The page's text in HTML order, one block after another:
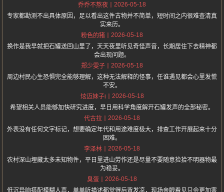
乔乔不熬夜
2026-05-18
专家都勘测不出具体原因，足以看出这件古物并不简单，短时间之内很难查清真
实来历。
粉色的猪
2026-05-18
换作是我早就把石罐送回山里了，天天夜里听见奇怪声音，长期居住下去精神都
会出现问题。
郑少雯子
2026-05-18
周边村民心生恐惧完全能够理解，这种无法解释的怪事，任谁遇见都会心里发慌
不安。
炫迈妹子i
2026-05-18
希望相关人员能够加快研究进度，早日用科学角度解开石罐发声的全部秘密。
代古拉
2026-05-18
外表没有任何文字标记，想要确定年代和用途难度极大，排查工作开展起来十分
困难。
李泽林
2026-05-18
农村深山埋藏太多未知物件，平日里进山劳作还是尽量不要随意捡拾不明器物最
为稳妥。
臭蛋
2026-05-18
低沉异响搭配模糊人声，单单听描述都觉得后背发凉，现场亲眼看见只会更加害